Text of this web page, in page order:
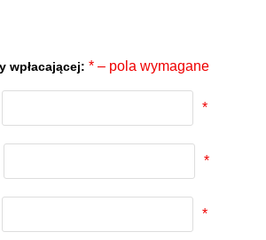
wpłacającej: * – pola wymagane
*
*
*